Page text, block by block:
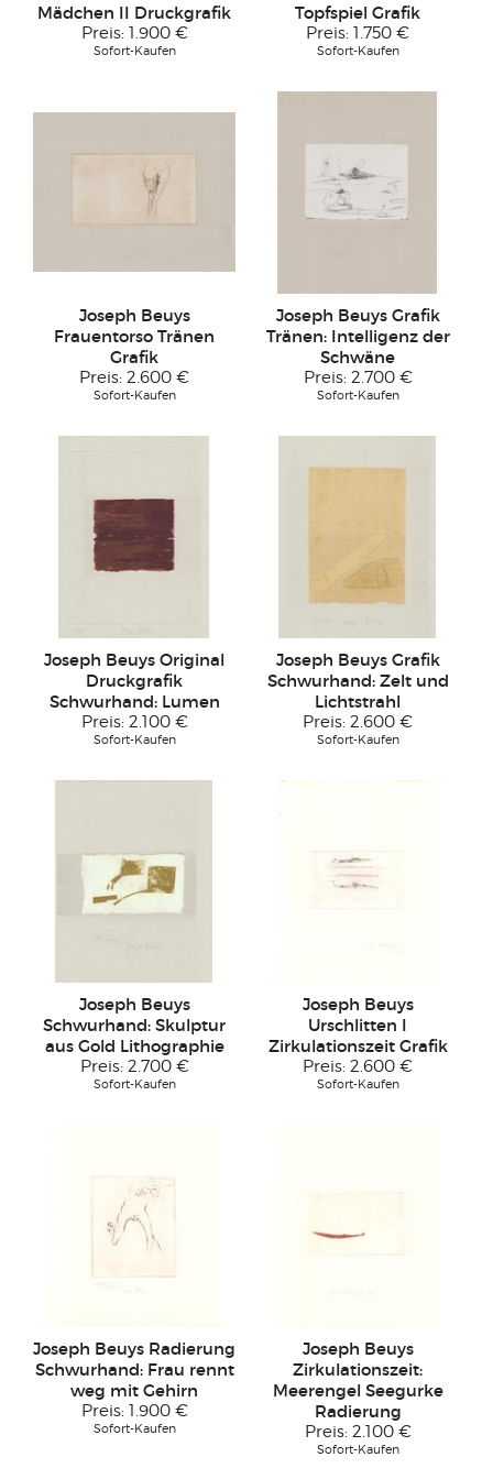
Mädchen II Druckgrafik
Preis: 1.900 €
Sofort-Kaufen
Topfspiel Grafik
Preis: 1.750 €
Sofort-Kaufen
Joseph Beuys
Frauentorso Tränen
Grafik
Preis: 2.600 €
Sofort-Kaufen
Joseph Beuys Grafik
Tränen: Intelligenz der
Schwäne
Preis: 2.700 €
Sofort-Kaufen
Joseph Beuys Original
Druckgrafik
Schwurhand: Lumen
Preis: 2.100 €
Sofort-Kaufen
Joseph Beuys Grafik
Schwurhand: Zelt und
Lichtstrahl
Preis: 2.600 €
Sofort-Kaufen
Joseph Beuys
Schwurhand: Skulptur
aus Gold Lithographie
Preis: 2.700 €
Sofort-Kaufen
Joseph Beuys
Urschlitten I
Zirkulationszeit Grafik
Preis: 2.600 €
Sofort-Kaufen
Joseph Beuys Radierung
Schwurhand: Frau rennt
weg mit Gehirn
Preis: 1.900 €
Sofort-Kaufen
Joseph Beuys
Zirkulationszeit:
Meerengel Seegurke
Radierung
Preis: 2.100 €
Sofort-Kaufen